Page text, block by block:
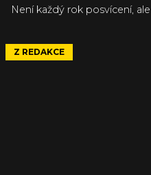
Není každý rok posvícení,
Z REDAKCE